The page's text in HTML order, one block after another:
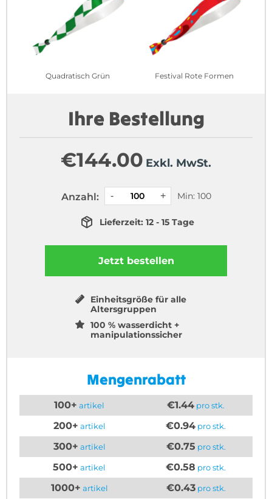
Quadratisch Grün Festival Rote Formen
Ihre Bestellung
€144.00 Exkl. MwSt.
Anzahl: Min: 100
Lieferzeit: 12 - 15 Tage
Jetzt bestellen
Einheitsgröße für alle
Altersgruppen
100 % wasserdicht +
manipulationssicher
Mengenrabatt
100+ artikel €1.44 pro stk.
200+ artikel €0.94 pro stk.
300+ artikel €0.75 pro stk.
500+ artikel €0.58 pro stk.
1000+ artikel €0.43pro stk.